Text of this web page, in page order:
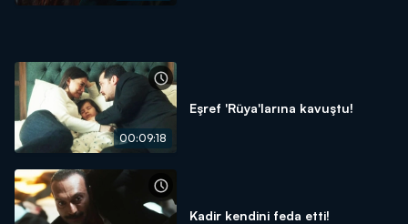
00:09:18
Eşref 'Rüya'larına kavuştu!
Kadir kendini feda etti!